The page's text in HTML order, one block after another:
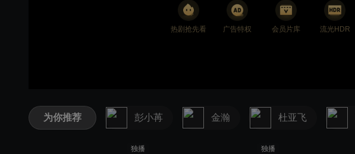
热剧抢先看 广告特权 会员片库 流光HDR
为你推荐 彭小苒 金瀚 杜亚飞
独播 独播